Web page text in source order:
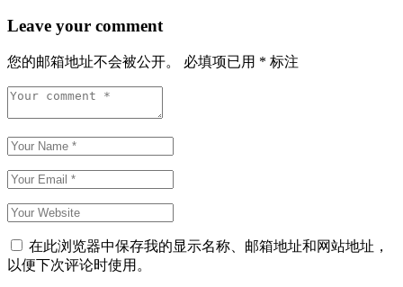
Leave your comment
您的邮箱地址不会被公开。 必填项已用 * 标注
在此浏览器中保存我的显示名称、邮箱地址和网站地址，
以便下次评论时使用。